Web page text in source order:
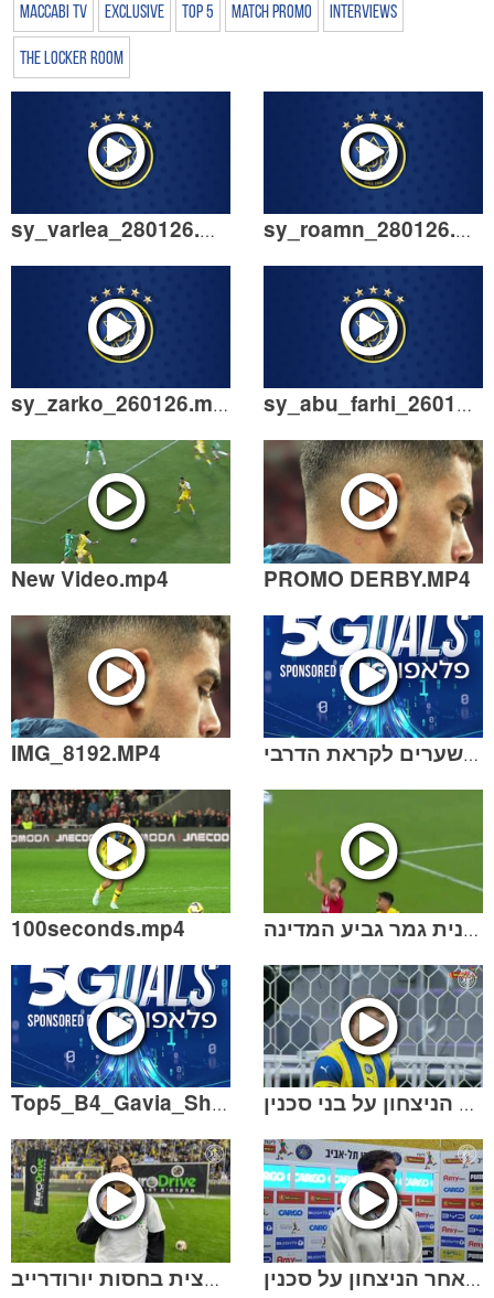
Maccabi TV Exclusive Top 5 Match Promo Interviews
The Locker Room
sy_varlea_280126.mp4 sy_roamn_280126.mp4
sy_zarko_260126.mp4 sy_abu_farhi_260126.mp4
New Video.mp4 PROMO DERBY.MP4
IMG_8192.MP4 מחזור 20 | חמישה שערים לקראת הדרבי
100seconds.mp4 המספרים מספרים | דרבי שמינית גמר גביע המדינה
Top5_B4_Gavia_Shminit_Derby.mp4 מחזור 18 | תקציר הניצחון על בני סכנין
פעילות המחצית בחסות יורודרייב מחזור 18 | בן חמו לאחר הניצחון על סכנין